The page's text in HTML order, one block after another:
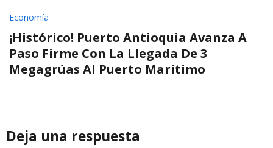
Economía
¡Histórico! Puerto Antioquia Avanza A
Paso Firme Con La Llegada De 3
Megagrúas Al Puerto Marítimo
Deja una respuesta